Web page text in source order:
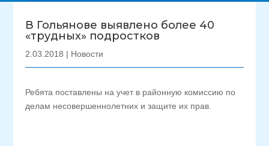
В Гольянове выявлено более 40
«трудных» подростков
2.03.2018 | Новости
Ребята поставлены на учет в районную комиссию по
делам несовершеннолетних и защите их прав.